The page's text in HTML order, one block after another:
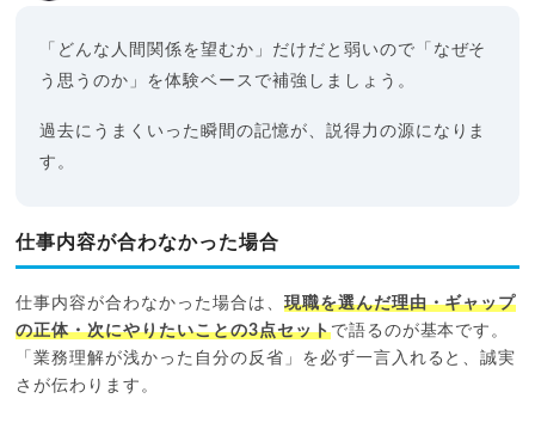
「どんな人間関係を望むか」だけだと弱いので「なぜそ
う思うのか」を体験ベースで補強しましょう。
過去にうまくいった瞬間の記憶が、説得力の源になりま
す。
仕事内容が合わなかった場合
仕事内容が合わなかった場合は、 現職を選んだ理由・ギャップ
の正体・次にやりたいことの3点セットで語るのが基本です。
「業務理解が浅かった自分の反省」を必ず一言入れると、誠実
さが伝わります。